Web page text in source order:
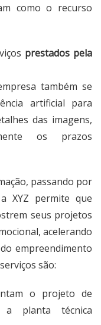
como o recurso
prestados pela
também se
artificial para
das imagens,
os prazos
passando por
XYZ permite que
seus projetos
acelerando
empreendimento
são:
o projeto de
planta técnica